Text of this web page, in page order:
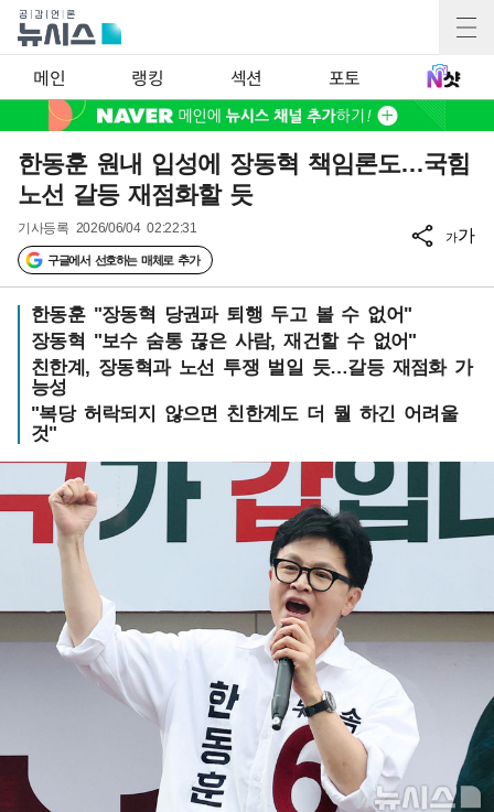
메인 랭킹 섹션 포토
한동훈 원내 입성에 장동혁 책임론도…국힘
노선 갈등 재점화할 듯
기사등록 2026/06/04 02:22:31
구글에서 선호하는 매체로 추가
가가
한동훈 "장동혁 당권파 퇴행 두고 볼 수 없어"
장동혁 "보수 숨통 끊은 사람, 재건할 수 없어"
친한계, 장동혁과 노선 투쟁 벌일 듯…갈등 재점화 가
능성
"복당 허락되지 않으면 친한계도 더 뭘 하긴 어려울
것"